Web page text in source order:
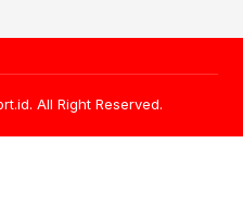
. All Right Reserved.